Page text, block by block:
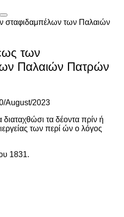
των
Παλαιών Πατρών
August/2023
τα δέοντα πρίν ή
των περί ών ο λόγος
1831.